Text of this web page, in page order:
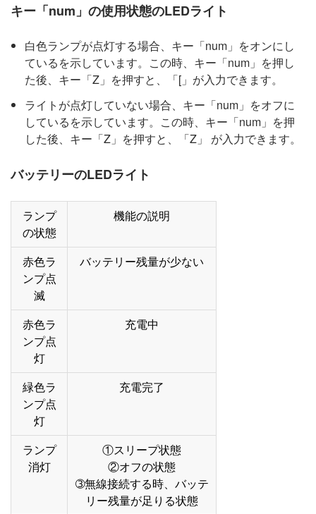
キー「num」の使用状態のLEDライト
白色ランプが点灯する場合、キー「num」をオンにし
ているを示しています。この時、キー「num」を押し
た後、キー「Z」を押すと、「[」が入力できます。
ライトが点灯していない場合、キー「num」をオフに
しているを示しています。この時、キー「num」を押
した後、キー「Z」を押すと、「Z」 が入力できます。
バッテリーのLEDライト
ランプ
の状態
機能の説明
赤色ラ
ンプ点
滅
バッテリー残量が少ない
赤色ラ
ンプ点
灯
充電中
緑色ラ
ンプ点
灯
充電完了
ランプ
消灯
①スリープ状態
②オフの状態
➂無線接続する時、バッテ
リー残量が足りる状態